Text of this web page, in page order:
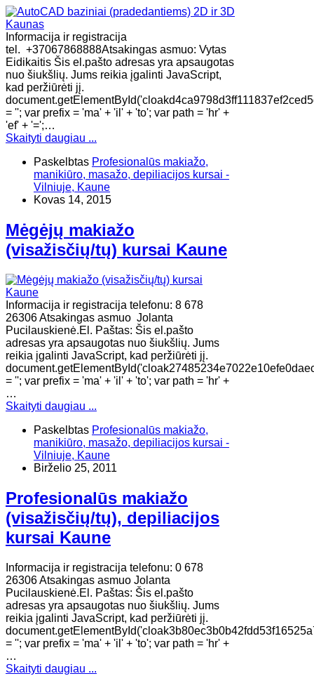
Informacija ir registracija
tel. +37067868888Atsakingas asmuo: Vytas
Eidikaitis Šis el.pašto adresas yra apsaugotas
nuo šiukšlių. Jums reikia įgalinti JavaScript,
kad peržiūrėti jį.
= ''; var prefix = 'ma' + 'il' + 'to'; var path = 'hr' +
'ef' + '=';…
Skaityti daugiau ...
Paskelbtas Profesionalūs makiažo,
manikiūro, masažo, depiliacijos kursai -
Vilniuje, Kaune
Kovas 14, 2015
Mėgėjų makiažo
(visažisčių/tų) kursai Kaune
Informacija ir registracija telefonu: 8 678
26306 Atsakingas asmuo Jolanta
Pucilauskienė.El. Paštas: Šis el.pašto
adresas yra apsaugotas nuo šiukšlių. Jums
reikia įgalinti JavaScript, kad peržiūrėti jį.
= ''; var prefix = 'ma' + 'il' + 'to'; var path = 'hr' +
…
Skaityti daugiau ...
Paskelbtas Profesionalūs makiažo,
manikiūro, masažo, depiliacijos kursai -
Vilniuje, Kaune
Birželio 25, 2011
Profesionalūs makiažo
(visažisčių/tų), depiliacijos
kursai Kaune
Informacija ir registracija telefonu: 0 678
26306 Atsakingas asmuo Jolanta
Pucilauskienė.El. Paštas: Šis el.pašto
adresas yra apsaugotas nuo šiukšlių. Jums
reikia įgalinti JavaScript, kad peržiūrėti jį.
= ''; var prefix = 'ma' + 'il' + 'to'; var path = 'hr' +
…
Skaityti daugiau ...